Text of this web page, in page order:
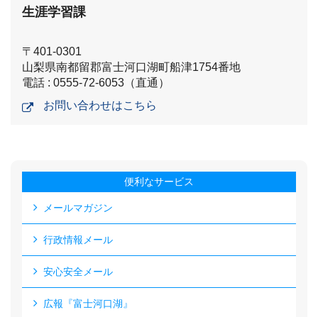
生涯学習課
〒401-0301
山梨県南都留郡富士河口湖町船津1754番地
電話 : 0555-72-6053（直通）
お問い合わせはこちら
便利なサービス
メールマガジン
行政情報メール
安心安全メール
広報『富士河口湖』